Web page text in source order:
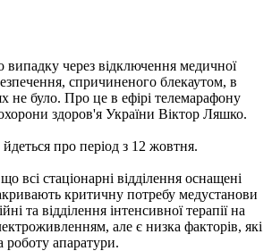
випадку через відключення медичної
спричиненого блекаутом, в
не було. Про це в ефірі телемарафону
здоров'я України Віктор Ляшко.
про період з 12 жовтня.
всі стаціонарні відділення оснащені
критичну потребу медустанови
та відділення інтенсивної терапії на
але є низка факторів, які
апаратури.